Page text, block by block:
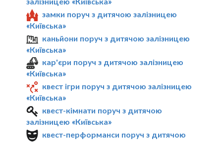
замки поруч з дитячою залізницею
«Київська»
каньйони поруч з дитячою залізницею
«Київська»
кар'єри поруч з дитячою залізницею
«Київська»
квест ігри поруч з дитячою залізницею
«Київська»
квест-кімнати поруч з дитячою
залізницею «Київська»
квест-перформанси поруч з дитячою